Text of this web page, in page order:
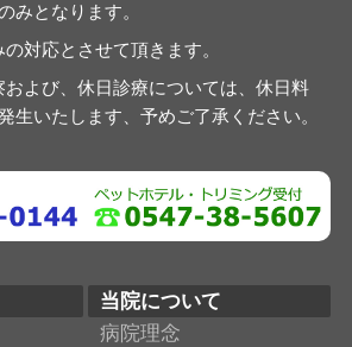
みとなります。
対応とさせて頂きます。
よび、休日診療については、休日料
生いたします、予めご了承ください。
当院について
病院理念